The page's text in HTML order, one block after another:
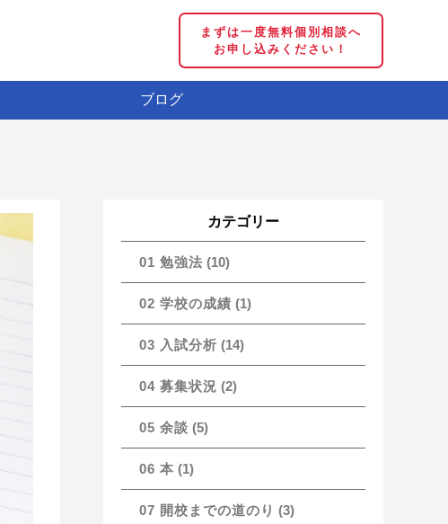
まずは一度無料個別相談へ
お申し込みください！
ブログ
カテゴリー
01 勉強法 (10)
02 学校の成績 (1)
03 入試分析 (14)
04 募集状況 (2)
05 余談 (5)
06 本 (1)
07 開校までの道のり (3)